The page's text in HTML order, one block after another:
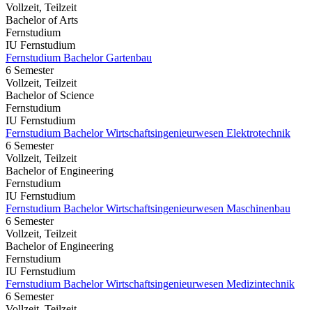
Vollzeit, Teilzeit
Bachelor of Arts
Fernstudium
IU Fernstudium
Fernstudium Bachelor Gartenbau
6 Semester
Vollzeit, Teilzeit
Bachelor of Science
Fernstudium
IU Fernstudium
Fernstudium Bachelor Wirtschaftsingenieurwesen Elektrotechnik
6 Semester
Vollzeit, Teilzeit
Bachelor of Engineering
Fernstudium
IU Fernstudium
Fernstudium Bachelor Wirtschaftsingenieurwesen Maschinenbau
6 Semester
Vollzeit, Teilzeit
Bachelor of Engineering
Fernstudium
IU Fernstudium
Fernstudium Bachelor Wirtschaftsingenieurwesen Medizintechnik
6 Semester